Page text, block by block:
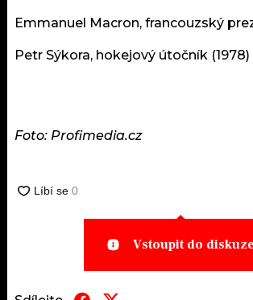
Emmanuel Macron, francouzský
Petr Sýkora, hokejový útočník (1978)
Foto: Profimedia.cz
Vstoupit do diskuze